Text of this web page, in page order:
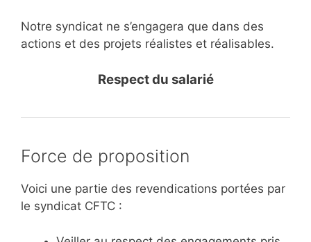
Notre syndicat ne s’engagera que dans des
actions et des projets réalistes et réalisables.
Respect du salarié
Force de proposition
Voici une partie des revendications portées par
le syndicat CFTC :